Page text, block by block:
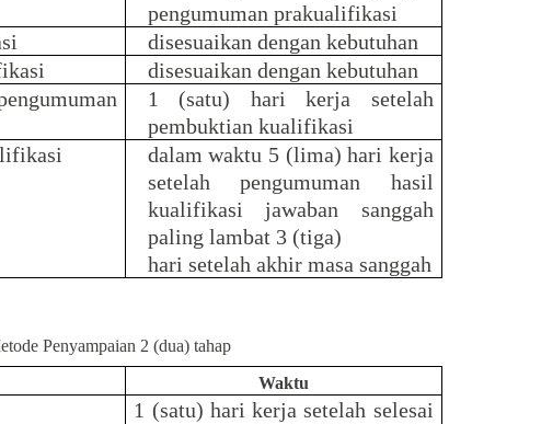
pengumuman prakualifikasi
disesuaikan dengan kebutuhan
disesuaikan dengan kebutuhan
1 (satu) hari kerja setelah
pembuktian kualifikasi
dalam waktu 5 (lima) hari kerja
setelah pengumuman hasil
kualifikasi jawaban sanggah
paling lambat 3 (tiga)
hari setelah akhir masa sanggah
Penyampaian 2 (dua) tahap
Waktu
1 (satu) hari kerja setelah selesai